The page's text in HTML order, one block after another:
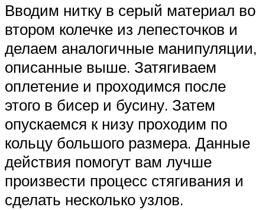
Вводим нитку в серый материал во
втором колечке из лепесточков и
делаем аналогичные манипуляции,
описанные выше. Затягиваем
оплетение и проходимся после
этого в бисер и бусину. Затем
опускаемся к низу проходим по
кольцу большого размера. Данные
действия помогут вам лучше
произвести процесс стягивания и
сделать несколько узлов.